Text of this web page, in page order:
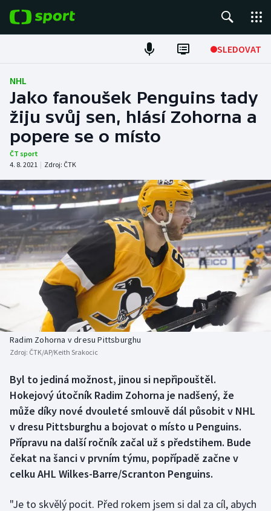
SLEDOVAT
Fotbal
Hokej
Tenis
Atletika
Cyklistika
DALŠÍ SPORTY
Americký fotbal
Baseball a softbal
Basketbal
Biatlon
Box
Curling
Dostihy
NEPŘEHLÉDNĚTE
Soutěže
Historické návraty
Aplikace ČT sport
NHL
Jako fanoušek Penguins tady
žiju svůj sen, hlásí Zohorna a
popere se o místo
ČT sport
4. 8. 2021 | Zdroj: ČTK
Radim Zohorna v dresu Pittsburghu
Zdroj: ČTK/AP/Keith Srakocic
Byl to jediná možnost, jinou si nepřipouštěl.
Hokejový útočník Radim Zohorna je nadšený, že
může díky nové dvouleté smlouvě dál působit v NHL
v dresu Pittsburghu a bojovat o místo u Penguins.
Přípravu na další ročník začal už s předstihem. Bude
čekat na šanci v prvním týmu, popřípadě začne v
celku AHL Wilkes-Barre/Scranton Penguins.
"Je to skvělý pocit. Před rokem jsem si dal za cíl, abych